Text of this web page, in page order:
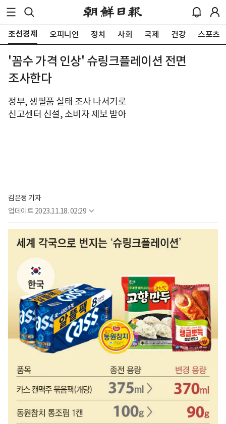
조선경제 오피니언 정치 사회 국제 건강 스포츠
'꼼수 가격 인상' 슈링크플레이션 전면
조사한다
정부, 생필품 실태 조사 나서기로
신고센터 신설, 소비자 제보 받아
김은정 기자
업데이트 2023.11.18. 02:29